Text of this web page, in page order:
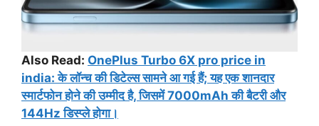
Also Read: OnePlus Turbo 6X pro price in
india: के लॉन्च की डिटेल्स सामने आ गई हैं; यह एक शानदार
स्मार्टफोन होने की उम्मीद है, जिसमें 7000mAh की बैटरी और
144Hz डिस्प्ले होगा।